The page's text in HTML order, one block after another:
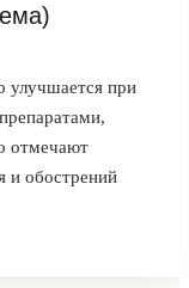
улучшается при
отмечают
и обострений